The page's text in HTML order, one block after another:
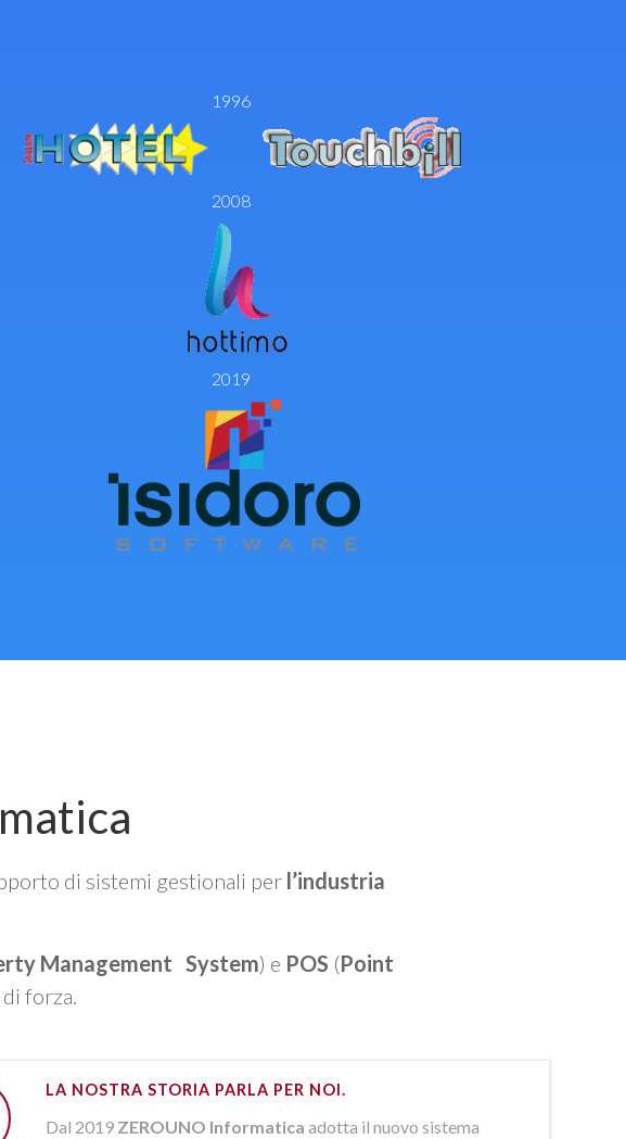
1996
2008
2019
di sistemi gestionali per l’industria
Management System) e POS (Point
forza.
LA NOSTRA STORIA PARLA PER NOI.
Dal 2019 ZEROUNO Informatica adotta il nuovo sistema